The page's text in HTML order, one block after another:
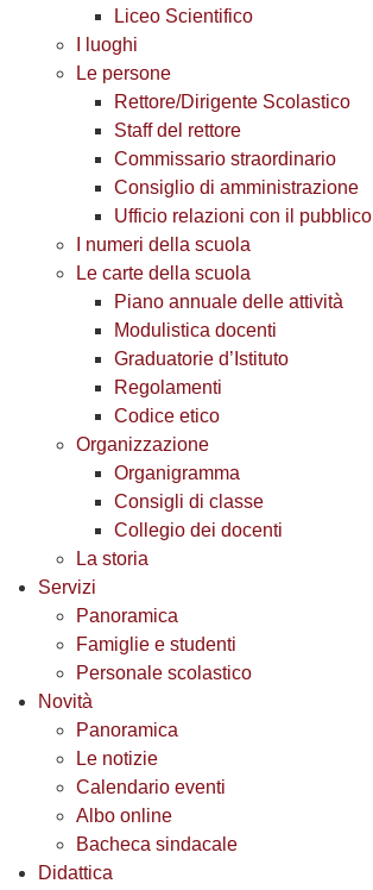
Liceo Scientifico
I luoghi
Le persone
Rettore/Dirigente Scolastico
Staff del rettore
Commissario straordinario
Consiglio di amministrazione
Ufficio relazioni con il pubblico
I numeri della scuola
Le carte della scuola
Piano annuale delle attività
Modulistica docenti
Graduatorie d’Istituto
Regolamenti
Codice etico
Organizzazione
Organigramma
Consigli di classe
Collegio dei docenti
La storia
Servizi
Panoramica
Famiglie e studenti
Personale scolastico
Novità
Panoramica
Le notizie
Calendario eventi
Albo online
Bacheca sindacale
Didattica